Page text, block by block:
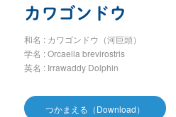
カワゴンドウ
和名 : カワゴンドウ（河巨頭）
学名 : Orcaella brevirostris
英名 : Irrawaddy Dolphin
つかまえる（Download）